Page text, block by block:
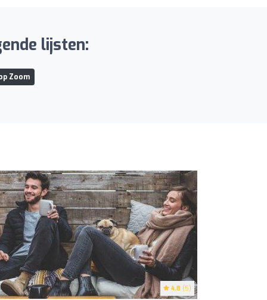
lijsten:
Zoom
4.8 (5)